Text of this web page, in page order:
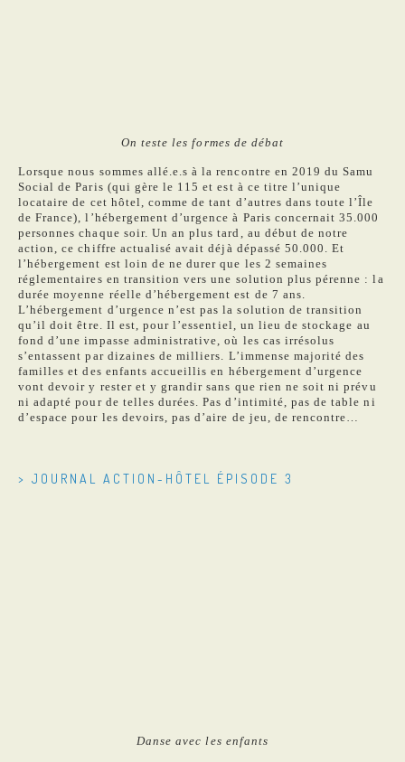
On teste les formes de débat
Lorsque nous sommes allé.e.s à la rencontre en 2019 du Samu
Social de Paris (qui gère le 115 et est à ce titre l’unique
locataire de cet hôtel, comme de tant d’autres dans toute l’Île
de France), l’hébergement d’urgence à Paris concernait 35.000
personnes chaque soir. Un an plus tard, au début de notre
action, ce chiffre actualisé avait déjà dépassé 50.000. Et
l’hébergement est loin de ne durer que les 2 semaines
réglementaires en transition vers une solution plus pérenne : la
durée moyenne réelle d’hébergement est de 7 ans.
L’hébergement d’urgence n’est pas la solution de transition
qu’il doit être. Il est, pour l’essentiel, un lieu de stockage au
fond d’une impasse administrative, où les cas irrésolus
s’entassent par dizaines de milliers. L’immense majorité des
familles et des enfants accueillis en hébergement d’urgence
vont devoir y rester et y grandir sans que rien ne soit ni prévu
ni adapté pour de telles durées. Pas d’intimité, pas de table ni
d’espace pour les devoirs, pas d’aire de jeu, de rencontre…
> JOURNAL ACTION-HÔTEL ÉPISODE 3
Danse avec les enfants